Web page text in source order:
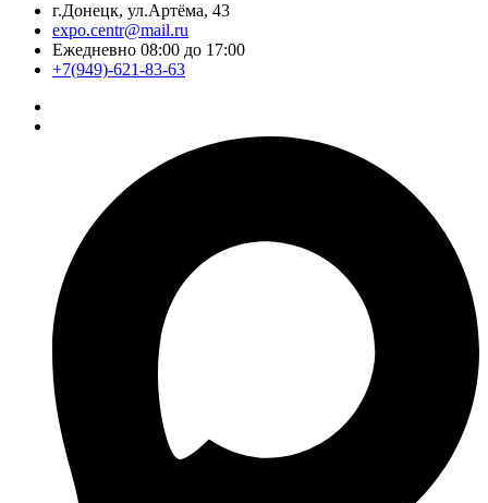
г.Донецк, ул.Артёма, 43
expo.centr@mail.ru
Ежедневно 08:00 до 17:00
+7(949)-621-83-63